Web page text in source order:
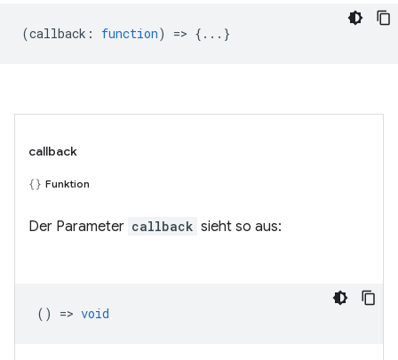
(callback : function) => {...}
callback
Funktion
Der Parameter callback sieht so aus:
() => void